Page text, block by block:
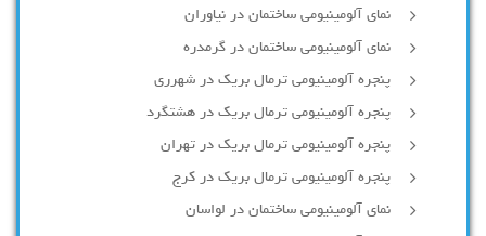
نمای آلومینیومی ساختمان در نیاوران
نمای آلومینیومی ساختمان در گرمدره
پنجره آلومینیومی ترمال بریک در شهرری
پنجره آلومینیومی ترمال بریک در هشتگرد
پنجره آلومینیومی ترمال بریک در تهران
پنجره آلومینیومی ترمال بریک در کرج
نمای آلومینیومی ساختمان در لواسان